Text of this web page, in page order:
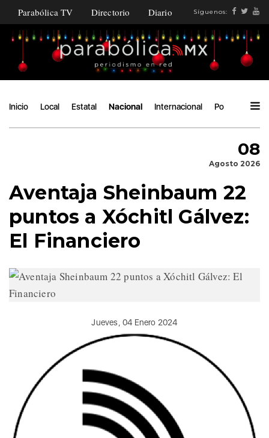
Parabólica TV Directorio Diario Síguenos:
Inicio Local Estatal Nacional Internacional Política
08
Agosto 2026
Aventaja Sheinbaum 22
puntos a Xóchitl Gálvez:
El Financiero
Jueves, 04 Enero 2024